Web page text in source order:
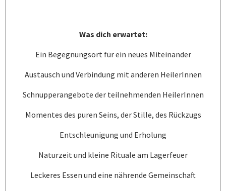
Was dich erwartet:
Ein Begegnungsort für ein neues Miteinander
Austausch und Verbindung mit anderen HeilerInnen
Schnupperangebote der teilnehmenden HeilerInnen
Momentes des puren Seins, der Stille, des Rückzugs
Entschleunigung und Erholung
Naturzeit und kleine Rituale am Lagerfeuer
Leckeres Essen und eine nährende Gemeinschaft